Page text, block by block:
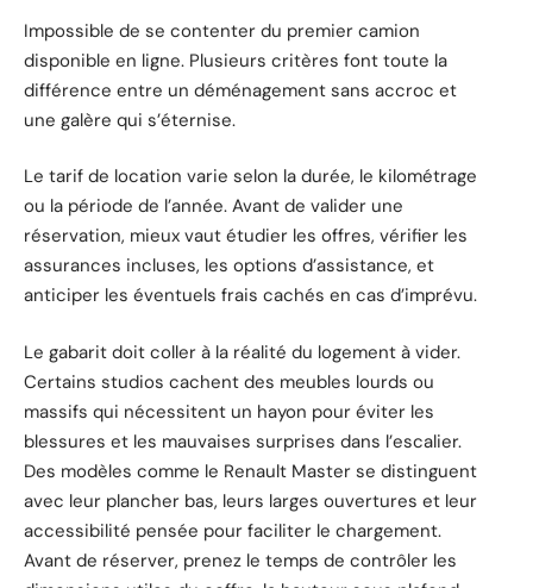
Impossible de se contenter du premier camion
disponible en ligne. Plusieurs critères font toute la
différence entre un déménagement sans accroc et
une galère qui s’éternise.
Le tarif de location varie selon la durée, le kilométrage
ou la période de l’année. Avant de valider une
réservation, mieux vaut étudier les offres, vérifier les
assurances incluses, les options d’assistance, et
anticiper les éventuels frais cachés en cas d’imprévu.
Le gabarit doit coller à la réalité du logement à vider.
Certains studios cachent des meubles lourds ou
massifs qui nécessitent un hayon pour éviter les
blessures et les mauvaises surprises dans l’escalier.
Des modèles comme le Renault Master se distinguent
avec leur plancher bas, leurs larges ouvertures et leur
accessibilité pensée pour faciliter le chargement.
Avant de réserver, prenez le temps de contrôler les